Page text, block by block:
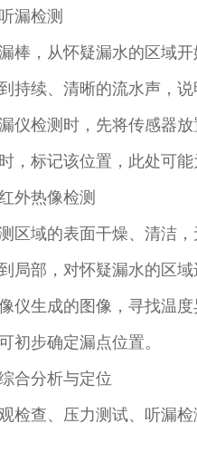
漏检测​
棒，从怀疑漏水的区域
持续、清晰的流水声，说
仪检测时，先将传感器
，标记该位置，此处可能
外热像检测​
区域的表面干燥、清洁
局部，对怀疑漏水的区
仪生成的图像，寻找温
初步确定漏点位置。​
综合分析与定位​
检查、压力测试、听漏